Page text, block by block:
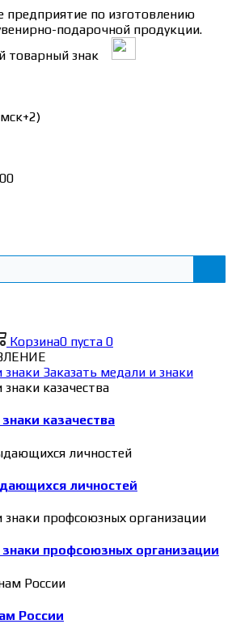
предприятие по изготовлению
подарочной продукции.
товарный знак
Корзина0 пуста 0
Заказать медали и знаки
казачества
личностей
профсоюзных организации
России